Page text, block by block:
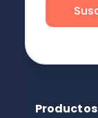
Productos